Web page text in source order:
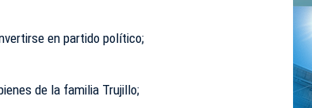
en partido político;
de la familia Trujillo;